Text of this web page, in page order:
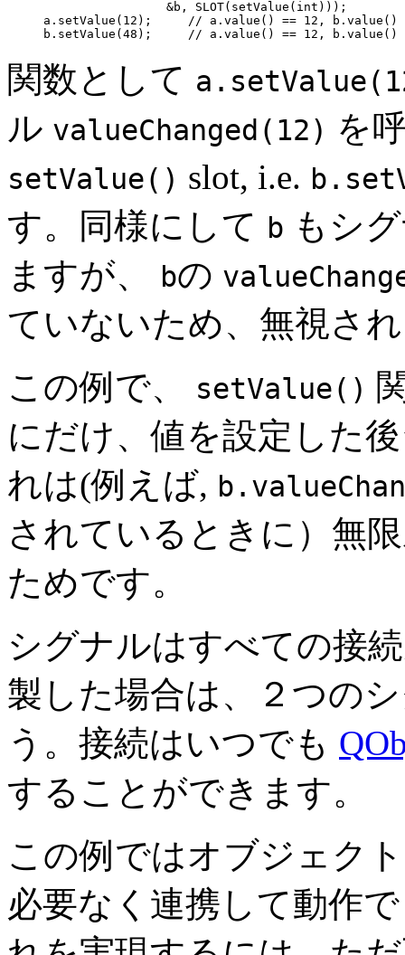
                      &b, SLOT(setValue(int)));
     a.setValue(12);
// a.value() == 12, b.value()
b.setValue(48);
// a.value() == 12, b.value()
関数として
ル valueChanged(12) を
setValue() slot, i.e.
す。同様にして b もシ
ますが、
bの
ていないため、無視さ
この例で、
setValue()
にだけ、値を設定した
れは(例えば,
されているときに）無
ためです。
シグナルはすべての接
製した場合は、２つの
う。接続はいつでも
することができます。
この例ではオブジェク
必要なく連携して動作